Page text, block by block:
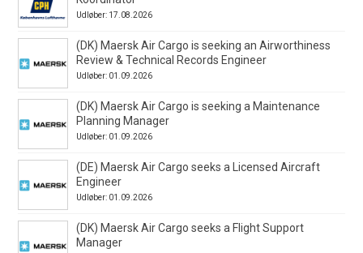
Udløber: 17.08.2026
(DK) Maersk Air Cargo is seeking an Airworthiness
Review & Technical Records Engineer
Udløber: 01.09.2026
(DK) Maersk Air Cargo is seeking a Maintenance
Planning Manager
Udløber: 01.09.2026
(DE) Maersk Air Cargo seeks a Licensed Aircraft
Engineer
Udløber: 01.09.2026
(DK) Maersk Air Cargo seeks a Flight Support
Manager